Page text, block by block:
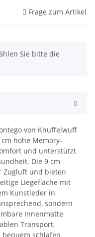
Frage zum Artikel
Sie bitte die
von Knuffelwuff
hohe Memory-
und unterstützt
Die 9 cm
Zugluft und bieten
Liegefläche mit
Kunstleder in
sondern
Innenmatte
Transport,
schlafen